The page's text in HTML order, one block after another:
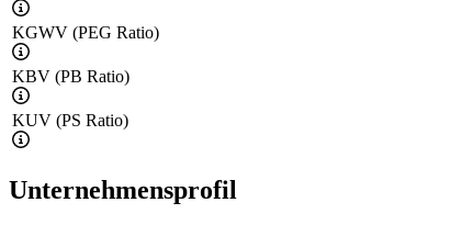
KGWV (PEG Ratio)
KBV (PB Ratio)
KUV (PS Ratio)
Unternehmensprofil